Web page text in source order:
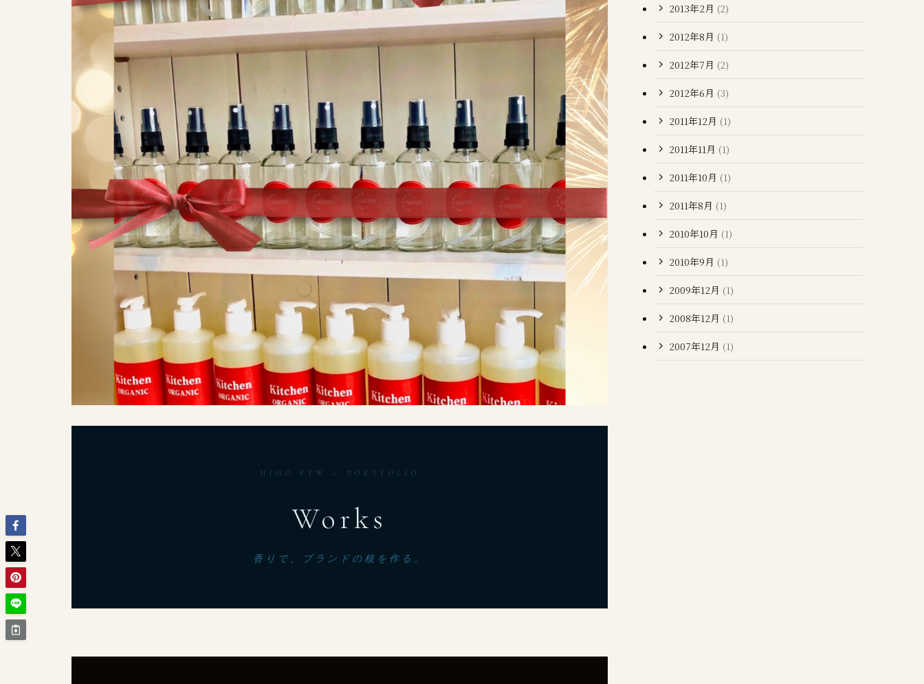
MIHO BTW — PORTFOLIO
Works
香りで、ブランドの核を作る。
2013年2月 (2)
2012年8月 (1)
2012年7月 (2)
2012年6月 (3)
2011年12月 (1)
2011年11月 (1)
2011年10月 (1)
2011年8月 (1)
2010年10月 (1)
2010年9月 (1)
2009年12月 (1)
2008年12月 (1)
2007年12月 (1)